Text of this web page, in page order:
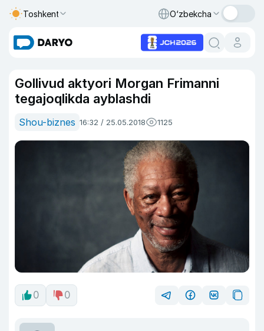
Toshkent O‘zbekcha
Gollivud aktyori Morgan Frimanni
tegajoqlikda ayblashdi
Shou-biznes 16:32 / 25.05.2018 1125
0 0